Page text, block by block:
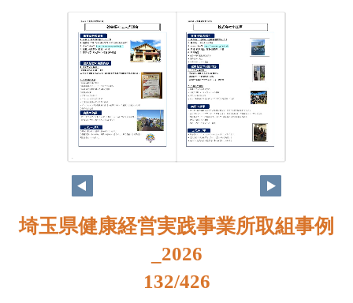
116
埼玉県健康経営実践事業所取組事例
_2026
132/426